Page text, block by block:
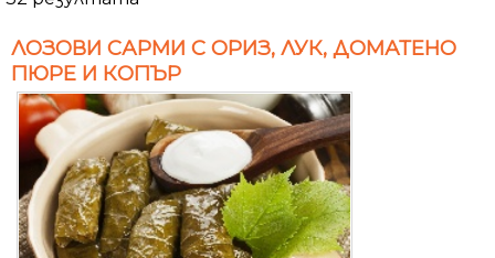
ЛОЗОВИ САРМИ С ОРИЗ, ЛУК, ДОМАТЕНО
ПЮРЕ И КОПЪР